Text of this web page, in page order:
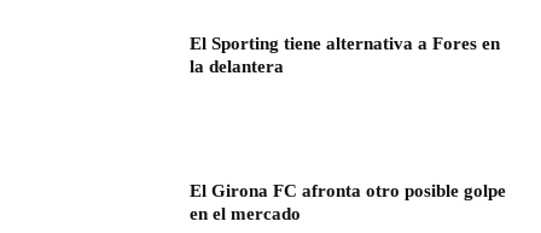
El Sporting tiene alternativa a Fores en
la delantera
El Girona FC afronta otro posible golpe
en el mercado